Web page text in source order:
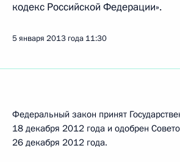
кодекс Российской Федерации».
5 января 2013 года 11:30
Федеральный закон принят
18 декабря 2012 года и одобрен
26 декабря 2012 года.